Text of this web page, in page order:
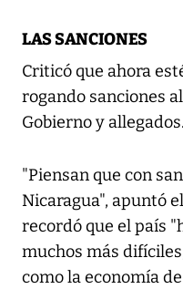
LAS SANCIONES
Criticó que ahora
rogando sanciones
Gobierno y allegados.
"Piensan que con
Nicaragua", apuntó
recordó que el país
muchos más
como la economía